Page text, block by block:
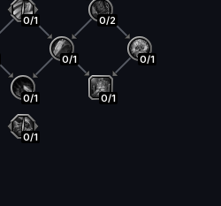
0/1 0/2
0/1 0/1
0/1 0/1
0/1